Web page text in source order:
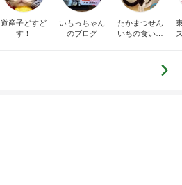
道産子どすど
す！
いもっちゃん
のブログ
たかまつせん
いちの食い散